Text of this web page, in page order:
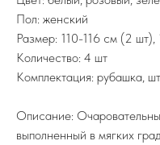
Пол: женский
Размер: 110-116 см (2
Количество: 4 шт
Комплектация: рубашка,
Описание:
выполненный в мягких